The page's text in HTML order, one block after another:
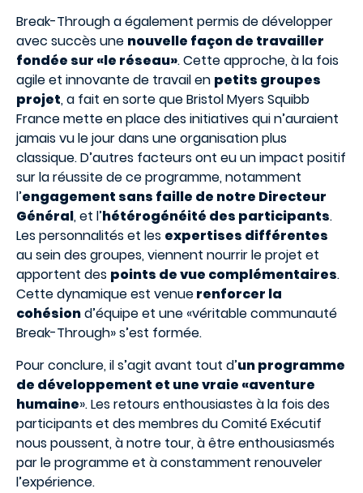
Break-Through a également permis de développer
avec succès une nouvelle façon de travailler
fondée sur «le réseau». Cette approche, à la fois
agile et innovante de travail en petits groupes
projet, a fait en sorte que Bristol Myers Squibb
France mette en place des initiatives qui n’auraient
jamais vu le jour dans une organisation plus
classique. D’autres facteurs ont eu un impact positif
sur la réussite de ce programme, notamment
l’engagement sans faille de notre Directeur
Général, et l’hétérogénéité des participants.
Les personnalités et les expertises différentes
au sein des groupes, viennent nourrir le projet et
apportent des points de vue complémentaires.
Cette dynamique est venuerenforcer la
cohésiond’équipe et une «véritable communauté
Break-Through» s’est formée.
Pour conclure, il s’agit avant tout d’un programme
de développement et une vraie «aventure
humaine». Les retours enthousiastes à la fois des
participants et des membres du Comité Exécutif
nous poussent, à notre tour, à être enthousiasmés
par le programme et à constamment renouveler
l’expérience.